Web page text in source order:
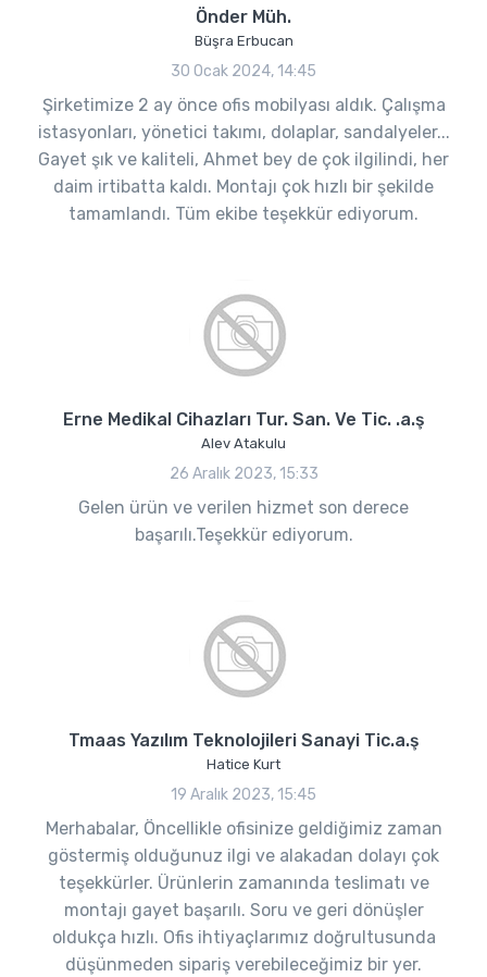
Önder Müh.
Büşra Erbucan
30 Ocak 2024, 14:45
Şirketimize 2 ay önce ofis mobilyası aldık. Çalışma
istasyonları, yönetici takımı, dolaplar, sandalyeler...
Gayet şık ve kaliteli, Ahmet bey de çok ilgilindi, her
daim irtibatta kaldı. Montajı çok hızlı bir şekilde
tamamlandı. Tüm ekibe teşekkür ediyorum.
Erne Medikal Cihazları Tur. San. Ve Tic. .a.ş
Alev Atakulu
26 Aralık 2023, 15:33
Gelen ürün ve verilen hizmet son derece
başarılı.Teşekkür ediyorum.
Tmaas Yazılım Teknolojileri Sanayi Tic.a.ş
Hatice Kurt
19 Aralık 2023, 15:45
Merhabalar, Öncellikle ofisinize geldiğimiz zaman
göstermiş olduğunuz ilgi ve alakadan dolayı çok
teşekkürler. Ürünlerin zamanında teslimatı ve
montajı gayet başarılı. Soru ve geri dönüşler
oldukça hızlı. Ofis ihtiyaçlarımız doğrultusunda
düşünmeden sipariş verebileceğimiz bir yer.